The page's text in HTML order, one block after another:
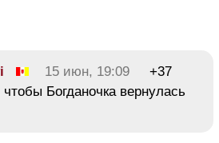
15 июн, 19:09
+37
Богданочка вернулась